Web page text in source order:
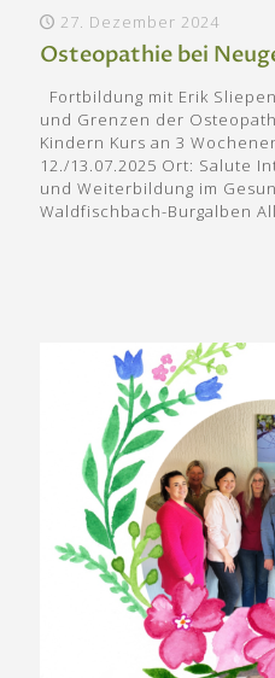
27. Dezember 2024
Osteopathie bei
Fortbildung mit Erik
und Grenzen der
Kindern Kurs an 3
12./13.07.2025 Ort: Salute
und Weiterbildung im
Waldfischbach-Burgalben